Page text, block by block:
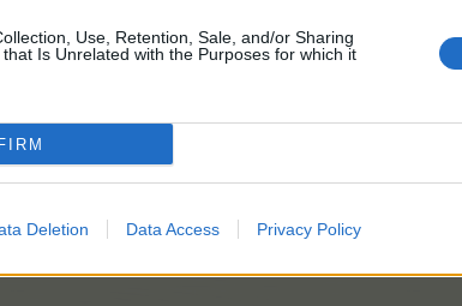
Use, Retention, Sale, and/or Sharing
Is Unrelated with the Purposes for which it
Deletion Data Access Privacy Policy